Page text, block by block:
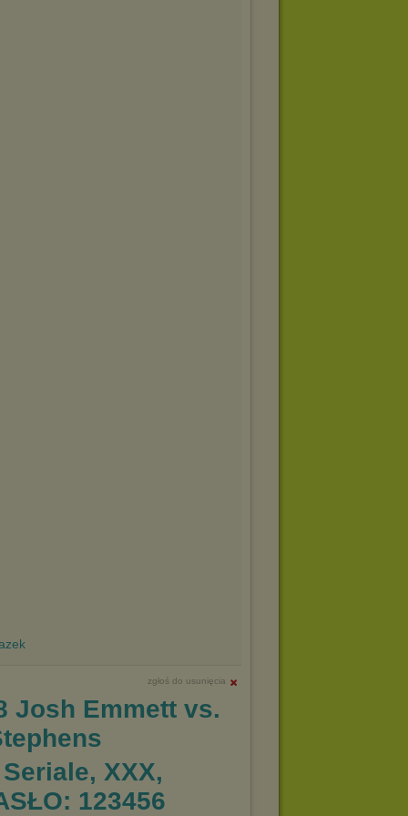
zgłoś do usunięcia
Josh Emmett vs.
XXX,
123456